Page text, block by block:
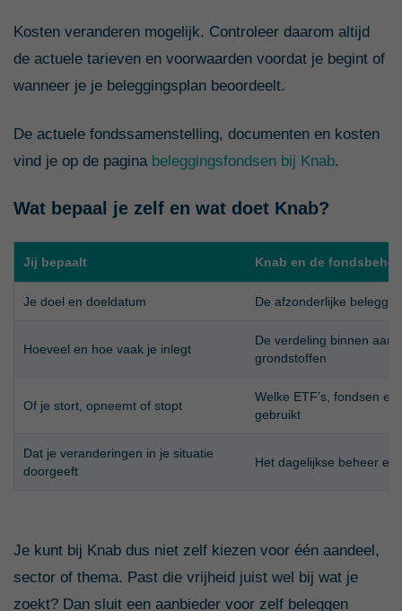
Kosten veranderen mogelijk. Controleer daarom altijd
de actuele tarieven en voorwaarden voordat je begint of
wanneer je je beleggingsplan beoordeelt.
De actuele fondssamenstelling, documenten en kosten
vind je op de pagina beleggingsfondsen bij Knab.
Wat bepaal je zelf en wat doet Knab?
Jij bepaalt Knab en de
Je doel en doeldatum De afzonderlijke
Hoeveel en hoe vaak je inlegt
De verdeling binnen
grondstoffen
Of je stort, opneemt of stopt
Welke ETF’s, fondsen
gebruikt
Dat je veranderingen in je situatie
doorgeeft
Het dagelijkse beheer
Je kunt bij Knab dus niet zelf kiezen voor één aandeel,
sector of thema. Past die vrijheid juist wel bij wat je
zoekt? Dan sluit een aanbieder voor zelf beleggen